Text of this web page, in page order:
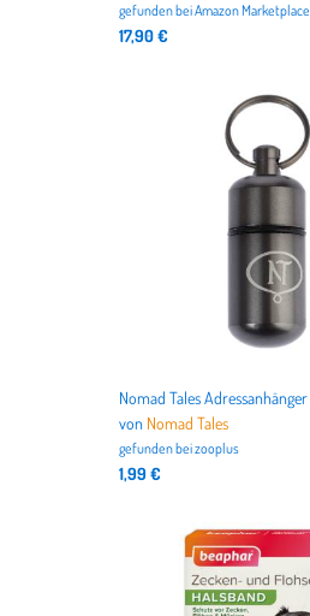
gefunden beiAmazon Marketplace
17,90 €
von Nomad Tales
gefunden beizooplus
1,99 €